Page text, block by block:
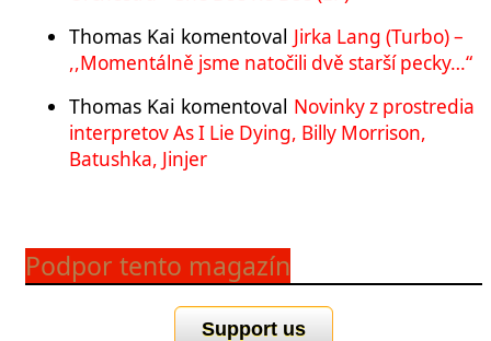
Thomas Kai komentoval Jirka Lang (Turbo) –
,,Momentálně jsme natočili dvě starší pecky…“
Thomas Kai komentoval Novinky z prostredia
interpretov As I Lie Dying, Billy Morrison,
Batushka, Jinjer
Podpor tento magazín
Support us